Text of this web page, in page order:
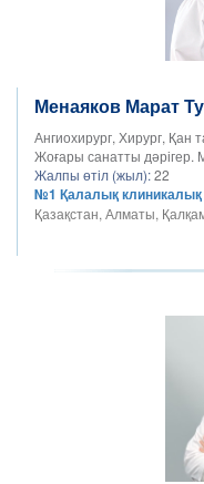
Менаяков Марат
Ангиохирург, Хирург, Қан
Жоғары санатты
Жалпы өтіл (жыл):22
№1 Қалалық
Қазақстан, Алматы,